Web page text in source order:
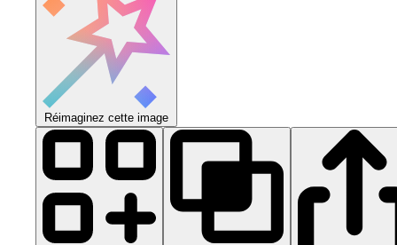
Réimaginez cette image